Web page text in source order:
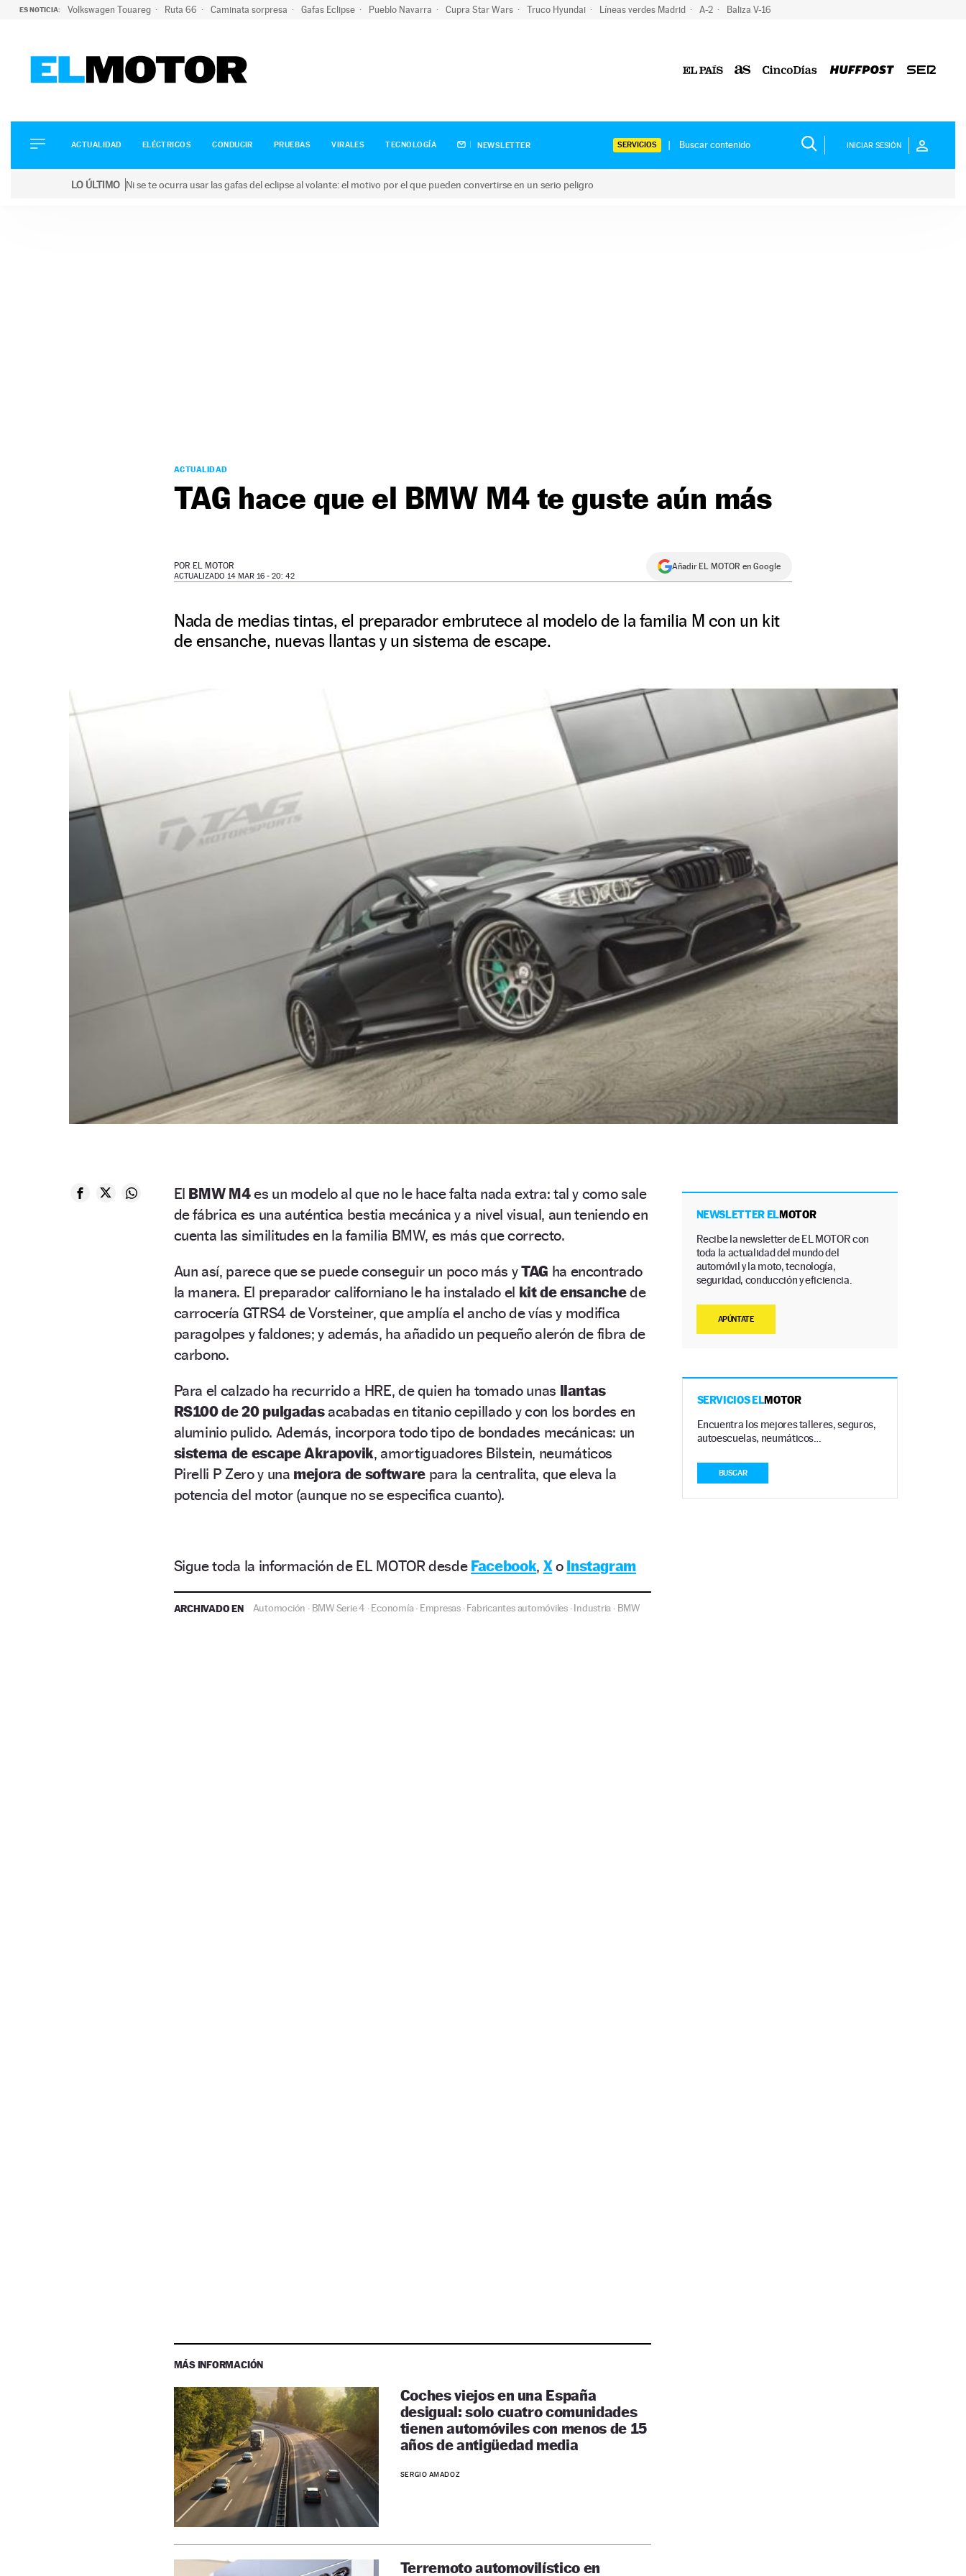
ES NOTICIA: Volkswagen Touareg Ruta 66 Caminata sorpresa Gafas Eclipse Pueblo Navarra Cupra Star Wars Truco Hyundai Líneas verdes Madrid A-2 Baliza V-16
ELÉCTRICOS
CONDUCIR
ACTUALIDAD ELÉCTRICOS CONDUCIR PRUEBAS VIRALES TECNOLOGÍA NEWSLETTER SERVICIOS INICIAR SESIÓN
LO ÚLTIMO Ni se te ocurra usar las gafas del eclipse al volante: el motivo por el que pueden convertirse en un serio peligro
ACTUALIDAD
TAG hace que el BMW M4 te guste aún más
POR EL MOTOR
ACTUALIZADO 14 MAR 16 - 20: 42
Añadir EL MOTOR en Google
Nada de medias tintas, el preparador embrutece al modelo de la familia M con un kit
de ensanche, nuevas llantas y un sistema de escape.
El BMW M4es un modelo al que no le hace falta nada extra: tal y como sale
de fábrica es una auténtica bestia mecánica y a nivel visual, aun teniendo en
cuenta las similitudes en la familia BMW, es más que correcto.
Aun así, parece que se puede conseguir un poco más yTAG ha encontrado
la manera. El preparador californiano le ha instalado el kit de ensanchede
carrocería GTRS4 de Vorsteiner, que amplía el ancho de vías y modifica
paragolpes y faldones; y además, ha añadido un pequeño alerón de fibra de
carbono.
Para el calzado ha recurrido a HRE, de quien ha tomado unas llantas
RS100 de 20 pulgadasacabadas en titanio cepillado y con los bordes en
aluminio pulido. Además, incorpora todo tipo de bondades mecánicas: un
sistema de escape Akrapovik, amortiguadores Bilstein, neumáticos
Pirelli P Zero y una mejora de softwarepara la centralita, que eleva la
potencia del motor (aunque no se especifica cuanto).
Sigue toda la información de EL MOTOR desde Facebook, Xo Instagram
ARCHIVADO EN Automoción · BMW Serie 4 ·Economía· Empresas·Fabricantes automóviles ·Industria · BMW
MÁS INFORMACIÓN
Coches viejos en una España
desigual: solo cuatro comunidades
tienen automóviles con menos de 15
años de antigüedad media
SERGIO AMADOZ
Terremoto automovilístico en
NEWSLETTER ELMOTOR
Recibe la newsletter de EL MOTOR con
toda la actualidad del mundo del
automóvil y la moto, tecnología,
seguridad, conducción y eficiencia.
APÚNTATE
SERVICIOS ELMOTOR
Encuentra los mejores talleres, seguros,
autoescuelas, neumáticos…
BUSCAR